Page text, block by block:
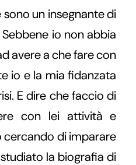
un insegnante di
io non abbia
avere a che fare con
io e la mia fidanzata
E dire che faccio di
con lei attività e
cercando di imparare
la biografia di